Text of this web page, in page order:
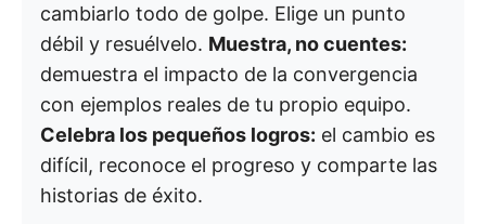
cambiarlo todo de golpe. Elige un punto
débil y resuélvelo. Muestra, no cuentes:
demuestra el impacto de la convergencia
con ejemplos reales de tu propio equipo.
Celebra los pequeños logros: el cambio es
difícil, reconoce el progreso y comparte las
historias de éxito.